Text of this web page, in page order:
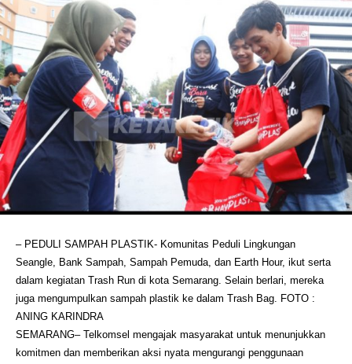
– PEDULI SAMPAH PLASTIK- Komunitas Peduli Lingkungan
Seangle, Bank Sampah, Sampah Pemuda, dan Earth Hour, ikut serta
dalam kegiatan Trash Run di kota Semarang. Selain berlari, mereka
juga mengumpulkan sampah plastik ke dalam Trash Bag. FOTO :
ANING KARINDRA
SEMARANG– Telkomsel mengajak masyarakat untuk menunjukkan
komitmen dan memberikan aksi nyata mengurangi penggunaan